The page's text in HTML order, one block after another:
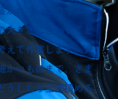
かれているので、そ
大きさに合わせてど
えて作業します。資
かいものまで、さま
うしたら全部積める